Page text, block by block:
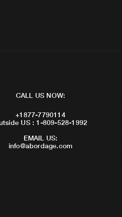
CALL US NOW:
+1877-7790114
US : 1-809-528-1992
EMAIL US:
info@abordage.com